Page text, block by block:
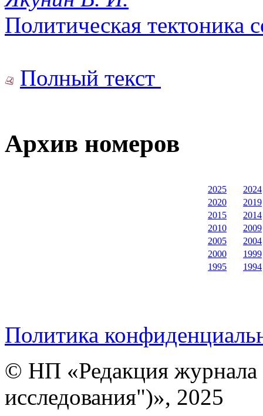
Политическая тектоника
Полный текст
Архив номеров
2025
2024
2020
2019
2015
2014
2010
2009
2005
2004
2000
1999
1995
1994
Политика
© НП «Редакция
исследования")», 2025